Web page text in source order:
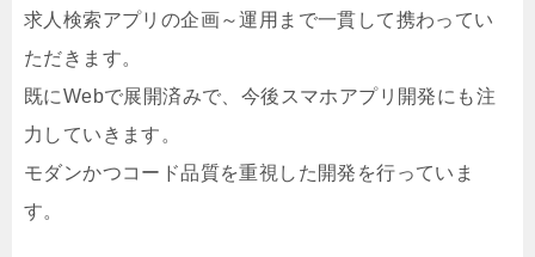
求人検索アプリの企画～運用まで一貫して携わってい
ただきます。
既にWebで展開済みで、今後スマホアプリ開発にも注
力していきます。
モダンかつコード品質を重視した開発を行っていま
す。